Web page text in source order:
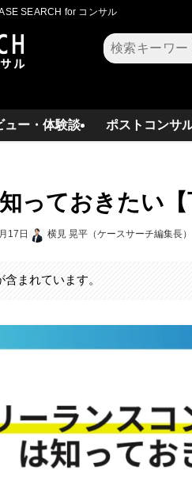
SEARCH for コンサル
ュー・体験談 ポストコンサ
検
索
っておきたい【
17日 横見 晃平（ケースサーチ編集長）
まれています。